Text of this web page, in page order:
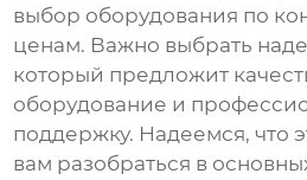
выбор оборудования по
ценам. Важно выбрать
который предложит
оборудование и
поддержку. Надеемся, что
вам разобраться в